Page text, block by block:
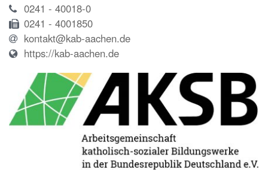
0241 - 40018-0
0241 - 4001850
kontakt@kab-aachen.de
https://kab-aachen.de